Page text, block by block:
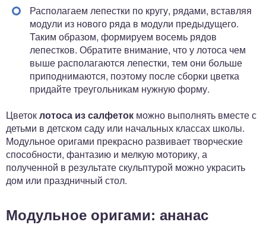
Располагаем лепестки по кругу, рядами, вставляя
модули из нового ряда в модули предыдущего.
Таким образом, формируем восемь рядов
лепестков. Обратите внимание, что у лотоса чем
выше располагаются лепестки, тем они больше
приподнимаются, поэтому после сборки цветка
придайте треугольникам нужную форму.
Цветоклотоса из салфеток можно выполнять вместе с
детьми в детском саду или начальных классах школы.
Модульное оригами прекрасно развивает творческие
способности, фантазию и мелкую моторику, а
полученной в результате скульптурой можно украсить
дом или праздничный стол.
Модульное оригами: ананас